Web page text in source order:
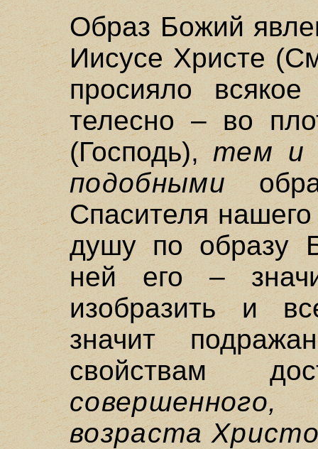
Образ Божий
Иисусе Христе
просияло
телесно – во
(Господь),тем и
подобными
Спасителя
душу по образу
ней его –
изобразить и
значит
свойствам
возраста